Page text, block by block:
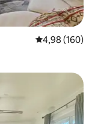
Gemiddelde
4,98 (160)